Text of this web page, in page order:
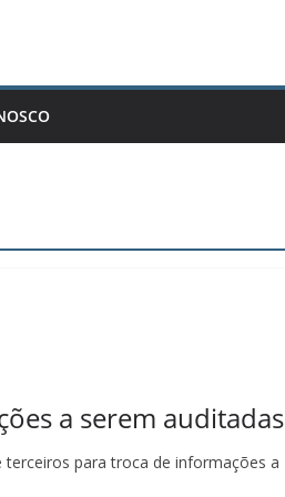
a serem auditadas
terceiros para troca de informações a